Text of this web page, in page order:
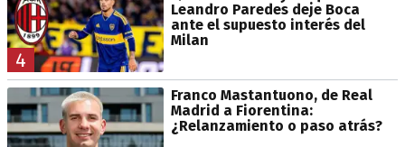
4
Leandro Paredes deje Boca
ante el supuesto interés del
Milan
Franco Mastantuono, de Real
Madrid a Fiorentina:
¿Relanzamiento o paso atrás?